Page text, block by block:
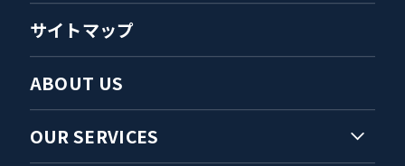
ABOUT US
OUR SERVICES
サイトマップ